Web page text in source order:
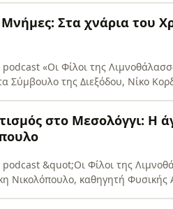
Μνήμες: Στα χνάρια του
podcast «Οι Φίλοι της
Σύμβουλο της Διεξόδου, Νίκο
του στην ανά
στο Μεσολόγγι: Η
podcast &quot;Οι Φίλοι της
Νικολόπουλο, καθηγητή